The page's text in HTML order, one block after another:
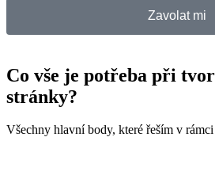
Zavolat mi
Co vše je potřeba při
stránky?
Všechny hlavní body, které řeším v